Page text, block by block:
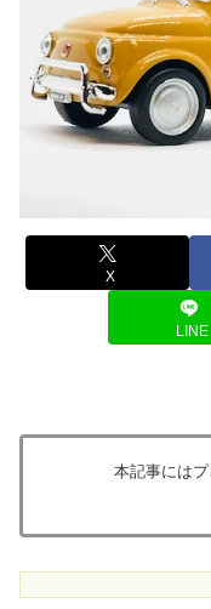
X
LINE
本記事には